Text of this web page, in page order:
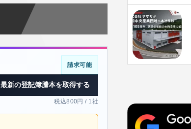
請求可能
最新の登記簿謄本を取得する
税込800円 / 1社